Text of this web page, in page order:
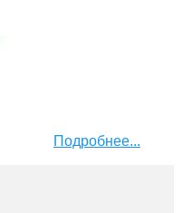
Подробнее...